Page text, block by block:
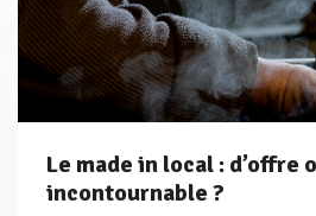
Le made in local : d’offre
incontournable ?